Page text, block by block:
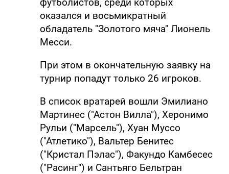
оказался и восьмикратный
обладатель "Золотого мяча" Лионель
Месси.
При этом в окончательную заявку на
турнир попадут только 26 игроков.
В список вратарей вошли Эмилиано
Мартинес ("Астон Вилла"), Херонимо
Рульи ("Марсель"), Хуан Муссо
("Атлетико"), Вальтер Бенитес
("Кристал Пэлас"), Факундо Камбесес
("Расинг") и Сантьяго Бельтран